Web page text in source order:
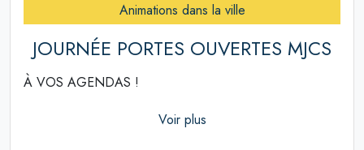
Animations dans la ville
JOURNÉE PORTES OUVERTES MJCS
À VOS AGENDAS !
Voir plus